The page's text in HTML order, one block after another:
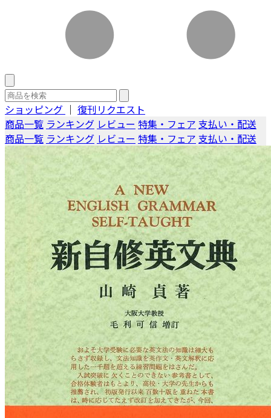
ショッピング ｜ 復刊リクエスト
商品一覧 ランキング レビュー 特集・フェア 支払い・配送
商品一覧 ランキング レビュー 特集・フェア 支払い・配送